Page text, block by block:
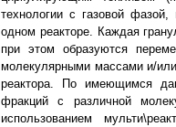
технологии с газовой
одном реакторе. Каждая
при этом образуются
молекулярными массами и/
реактора. По имеющимся
фракций с различной
использованием